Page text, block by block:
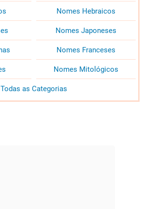
Nomes Hebraicos
Nomes Japoneses
Nomes Franceses
Nomes Mitológicos
Todas as Categorias